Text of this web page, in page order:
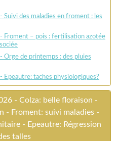
des maladies en froment : les
Froment – pois : fertilisation azotée
de printemps : des pluies
taches physiologiques?
- Colza: belle floraison -
- Froment: suivi maladies -
- Epeautre: Régression
talles